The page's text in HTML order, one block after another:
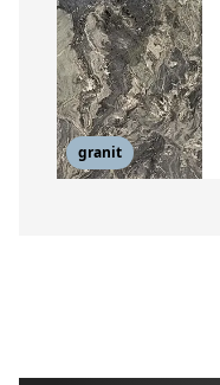
granit